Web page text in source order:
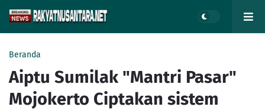
Beranda
Aiptu Sumilak "Mantri Pasar"
Mojokerto Ciptakan sistem